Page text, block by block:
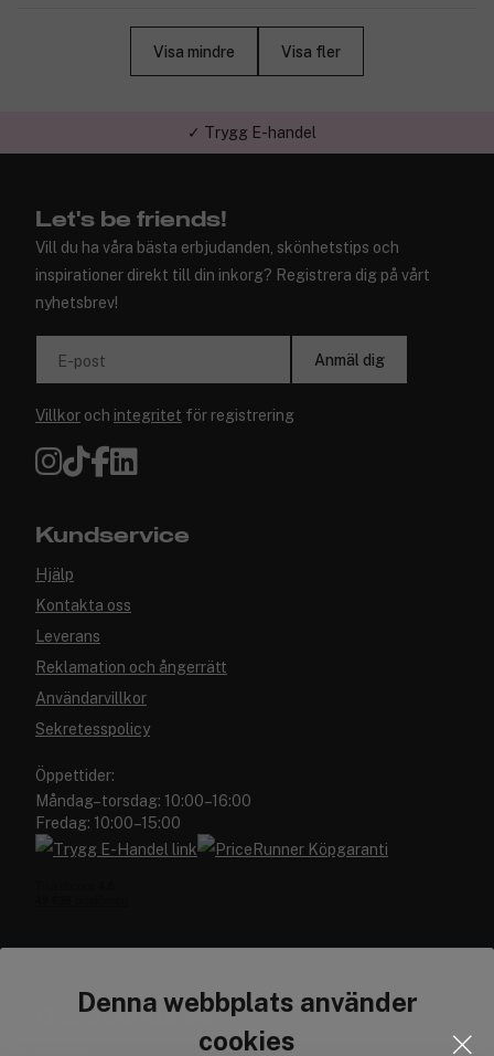
Denna webbplats använder
cookies
Visa mindre Visa fler
✓ Trygg E-handel
Let's be friends!
Vill du ha våra bästa erbjudanden, skönhetstips och
inspirationer direkt till din inkorg? Registrera dig på vårt
nyhetsbrev!
E-post Anmäl dig
Villkor och integritet för registrering
Kundservice
Hjälp
Kontakta oss
Leverans
Reklamation och ångerrätt
Användarvillkor
Sekretesspolicy
Öppettider:
Måndag–torsdag: 10:00–16:00
Fredag: 10:00–15:00
Cocopanda.se